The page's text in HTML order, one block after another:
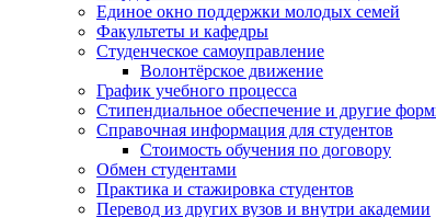
Единое окно поддержки молодых семей
Факультеты и кафедры
Студенческое самоуправление
Волонтёрское движение
График учебного процесса
Стипендиальное обеспечение и другие
Справочная информация для студентов
Cтоимость обучения по договору
Обмен студентами
Практика и стажировка студентов
Перевод из других вузов и внутри академии